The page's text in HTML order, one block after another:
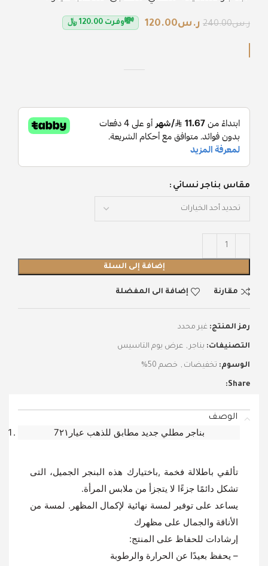
ر.س240.00 ر.س120.00
💸وفرت 120.00 ﷼
مقاس بناجر نسائي
إضافة إلى السلة
مقارنة إضافة الى المفضلة
رمز المنتج: غير محدد
التصنيفات: بناجر , عرض يوم التاسيس
الوسوم: تخفيضات , خصم 50%
Share:
الوصف
7بناجر مطلي جديد مطابق للذهب عيار٢١
تألقي باطلالة فخمة ,باختيارك هذه البنجر الجميل، التى
تشكل دائمًا جزءًا لا يتجزأ من ملابس المرأة.
يساعد على توفير لمسة نهائية لإكمال المظهر. لمسة من
الأناقة والجمال على مظهرك
إرشادات للحفاظ على المنتج:
– يحفظ بعيدًا عن الحرارة والرطوبة